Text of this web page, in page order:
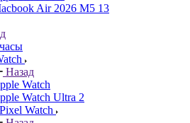
Air 2026 M5 13
Назад
Watch
Watch Ultra 2
Watch